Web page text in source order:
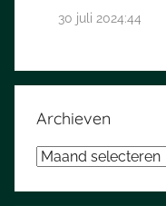
30 juli 2024:44
Archieven
Archieven